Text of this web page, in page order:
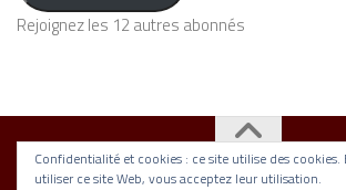
Rejoignez les 12 autres abonnés
Association Nickel © 2026. Tous droits
Confidentialité et cookies : ce site utilise des
utiliser ce site Web, vous acceptez leur utilisation.